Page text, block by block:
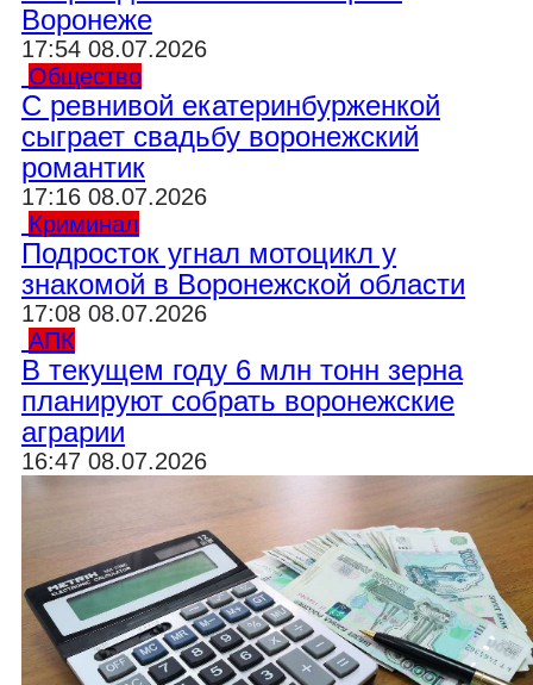
Воронеже
17:54 08.07.2026
Общество
С ревнивой екатеринбурженкой
сыграет свадьбу воронежский
романтик
17:16 08.07.2026
Криминал
Подросток угнал мотоцикл у
знакомой в Воронежской области
17:08 08.07.2026
АПК
В текущем году 6 млн тонн зерна
планируют собрать воронежские
аграрии
16:47 08.07.2026